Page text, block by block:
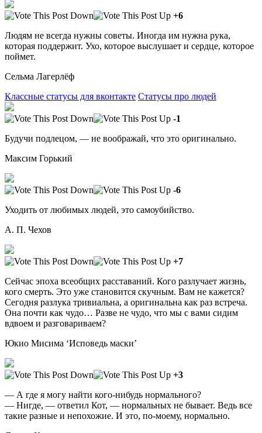
+6
Людям не всегда нужны советы. Иногда им нужна рука,
которая поддержит. Ухо, которое выслушает и сердце, которое
поймет.
Сельма Лагерлёф
Классные статусы для вконтакте Статусы про людей
-1
Будучи подлецом, — не воображай, что это оригинально.
Максим Горький
-6
Уходить от любимых людей, это самоубийство.
А. П. Чехов
+7
Сейчас эпоха всеобщих расставаний. Кого разлучает жизнь,
кого смерть. Это уже становится скучным. Вам не кажется?
Сегодня разлука тривиальна, а оригинальна как раз встреча.
Она почти как чудо… Разве не чудо, что мы с вами сидим
вдвоем и разговариваем?
Юкио Мисима ‘Исповедь маски’
+3
— А где я могу найти кого-нибудь нормального?
— Нигде, — ответил Кот, — нормальных не бывает. Ведь все
такие разные и непохожие. И это, по-моему, нормально.